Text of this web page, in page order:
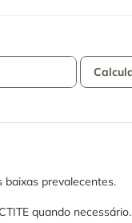
baixas prevalecentes.
quando